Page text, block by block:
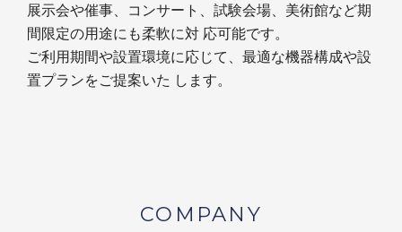
展示会や催事、コンサート、試験会場、美術館など期
間限定の用途にも柔軟に対 応可能です。
ご利用期間や設置環境に応じて、最適な機器構成や設
置プランをご提案いた します。
COMPANY